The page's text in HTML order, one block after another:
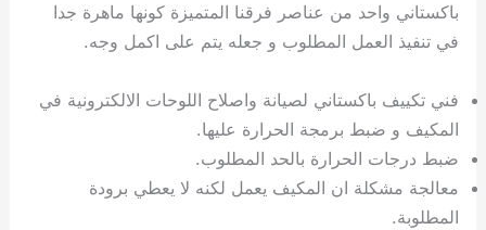
باكستاني واحد من عناصر فرقنا المتميزة كونها ماهرة جدا
في تنفيذ العمل المطلوب و جعله يتم على اكمل وجه.
فني تكييف باكستاني لصيانة واصلاح اللوحات الالكترونية في
المكيف و ضبط برمجة الحرارة عليها.
ضبط درجات الحرارة بالحد المطلوب.
معالجة مشكلة ان المكيف يعمل لكنه لا يعطي برودة
المطلوبة.